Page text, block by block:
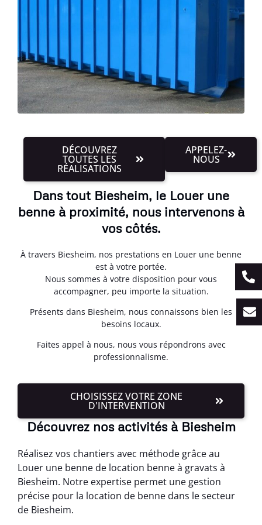
DÉCOUVREZ
TOUTES LES
RÉALISATIONS
APPELEZ-
NOUS
Dans tout Biesheim, le Louer une
benne à proximité, nous intervenons à
vos côtés.
À travers Biesheim, nos prestations en Louer une benne
est à votre portée.
Nous sommes à votre disposition pour vous
accompagner, peu importe la situation.
Présents dans Biesheim, nous connaissons bien les
besoins locaux.
Faites appel à nous, nous vous répondrons avec
professionnalisme.
CHOISISSEZ VOTRE ZONE
D'INTERVENTION
Découvrez nos activités à Biesheim
Réalisez vos chantiers avec méthode grâce au
Louer une benne de location benne à gravats à
Biesheim. Notre expertise permet une gestion
précise pour la location de benne dans le secteur
de Biesheim.